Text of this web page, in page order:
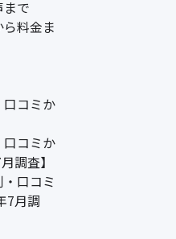
で
料金ま
口コミか
コミか
調査】
口コミ
7月調